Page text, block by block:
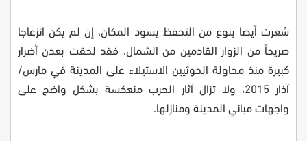
شعرت أيضا بنوع من التحفظ يسود المكان، إن لم يكن انزعاجا
صريحاً من الزوار القادمين من الشمال. فقد لحقت بعدن أضرار
كبيرة منذ محاولة الحوثيين الاستيلاء على المدينة في مارس/
آذار 2015، ولا تزال آثار الحرب منعكسة بشكل واضح على
واجهات مباني المدينة ومنازلها.